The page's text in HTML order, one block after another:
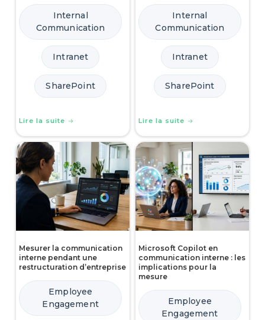
Internal
Communication
Intranet
SharePoint
Lire la suite
Internal
Communication
Intranet
SharePoint
Lire la suite
Mesurer la communication
interne pendant une
restructuration d’entreprise
Employee
Engagement
Microsoft Copilot en
communication interne : les
implications pour la
mesure
Employee
Engagement